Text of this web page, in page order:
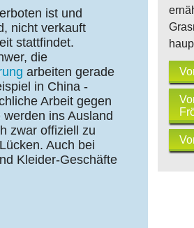
ist und
nicht verkauft
stattfindet.
die
arbeiten gerade
in China -
Arbeit gegen
ins Ausland
zwar offiziell zu
Auch bei
Kleider-Geschäfte